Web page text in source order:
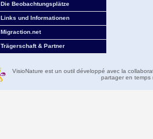
Die Beobachtungsplätze
Links und Informationen
Migraction.net
Trägerschaft & Partner
VisioNature est un outil développé avec la
partager en temps